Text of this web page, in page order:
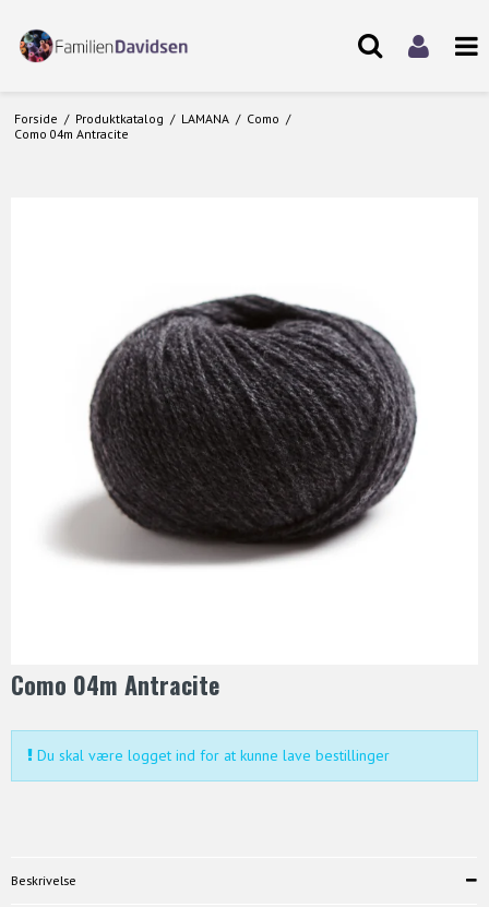
Forside / Produktkatalog / LAMANA / Como /
Como 04m Antracite
Como 04m Antracite
Du skal være logget ind for at kunne lave bestillinger
Beskrivelse